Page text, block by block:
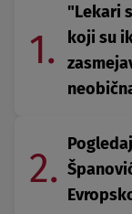
1.
"Lekari
koji su
2.